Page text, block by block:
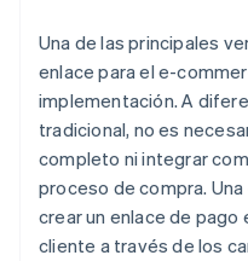
Una de las principales
enlace para el e-
implementación. A
tradicional, no es
completo ni integrar
proceso de compra.
crear un enlace de pago
cliente a través de los